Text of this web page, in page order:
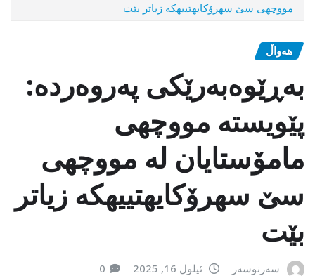
مووچهی سێ سهرۆكایهتییهكه زیاتر بێت
هەواڵ
بەڕێوەبەرێكی پەروەردە:
پێویسته مووچهی
مامۆستایان له مووچهی
سێ سهرۆكایهتییهكه زیاتر
بێت
سەرنوسەر ئیلول 16, 2025 0